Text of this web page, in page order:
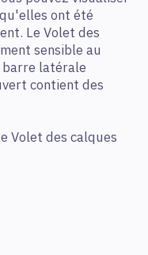
ont été
Le Volet des
sensible au
barre latérale
contient des
Volet des calques